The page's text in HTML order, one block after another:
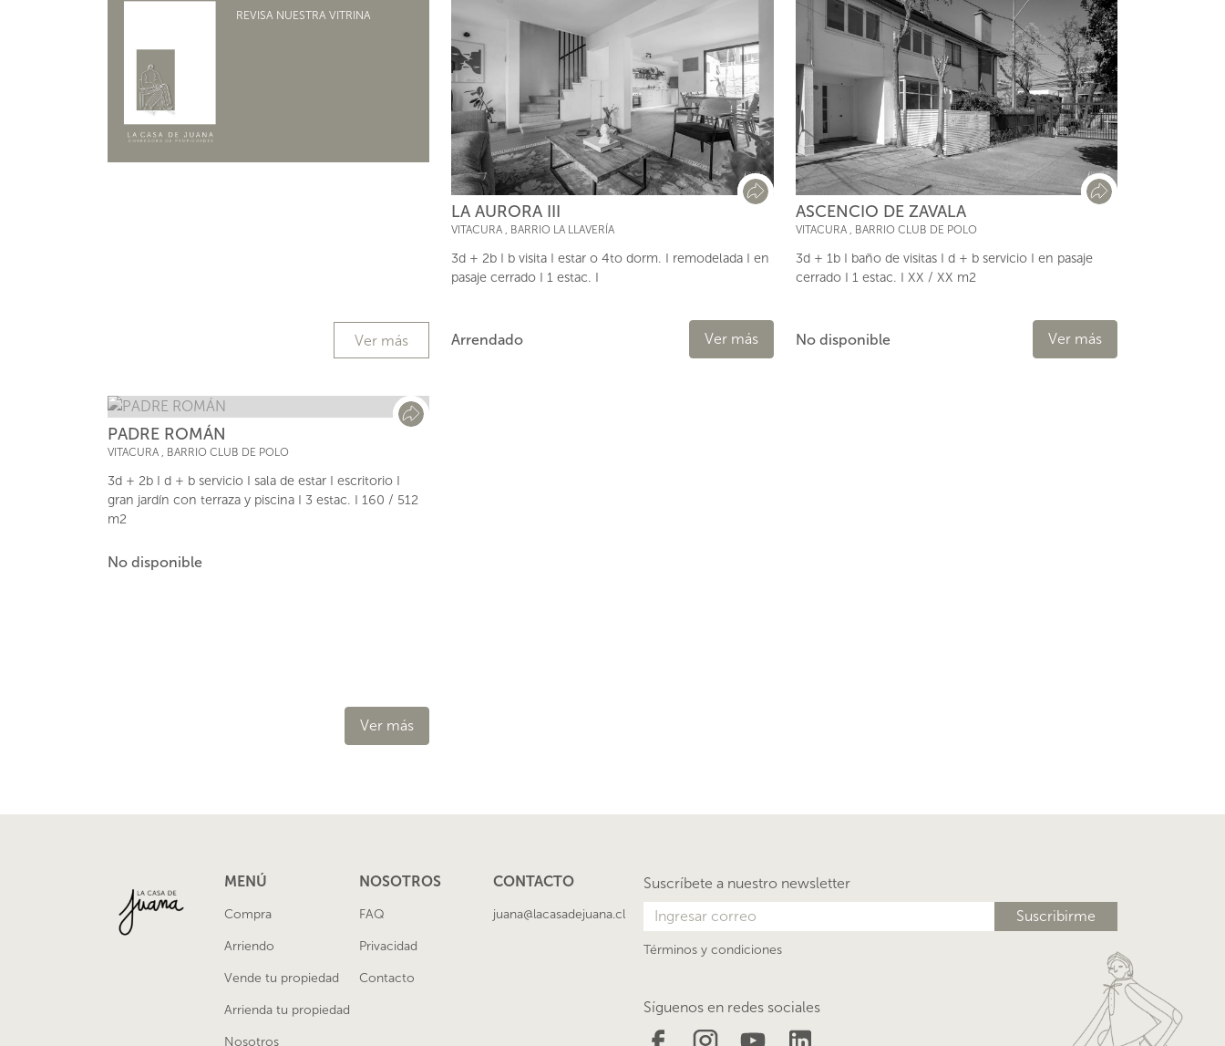
REVISA NUESTRA VITRINA
Ver más
LA AURORA III
VITACURA BARRIO LA LLAVERÍA
3d + 2b I b visita I estar o 4to dorm. I remodelada I en
pasaje cerrado I 1 estac. I
Arrendado Ver más
ASCENCIO DE ZAVALA
VITACURA, BARRIO CLUB DE POLO
3d + 1b I baño de visitas I d + b servicio I en pasaje
cerrado I 1 estac. I XX / XX m2
No disponible Ver más
PADRE ROMÁN
VITACURA BARRIO CLUB DE POLO
3d + 2b I d + b servicio I sala de estar I escritorio I
gran jardín con terraza y piscina I 3 estac. I 160 / 512
m2
No disponible
Ver más
MENÚ
Compra
Arriendo
Vende tu propiedad
Arrienda tu propiedad
Nosotros
NOSOTROS
FAQ
Privacidad
Contacto
CONTACTO
juana@lacasadejuana.cl
Suscríbete a nuestro newsletter
Términos y condiciones
Síguenos en redes sociales